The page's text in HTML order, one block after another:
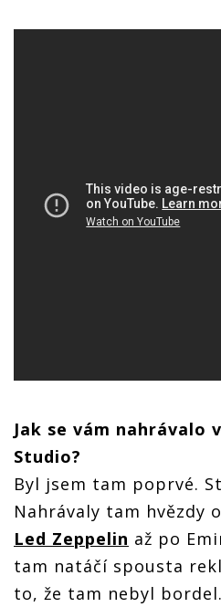
Jak se vám nahrávalo
Studio?
Byl jsem tam poprvé.
Nahrávaly tam hvězdy
Led Zeppelin až po
tam natáčí spousta
to, že tam nebyl